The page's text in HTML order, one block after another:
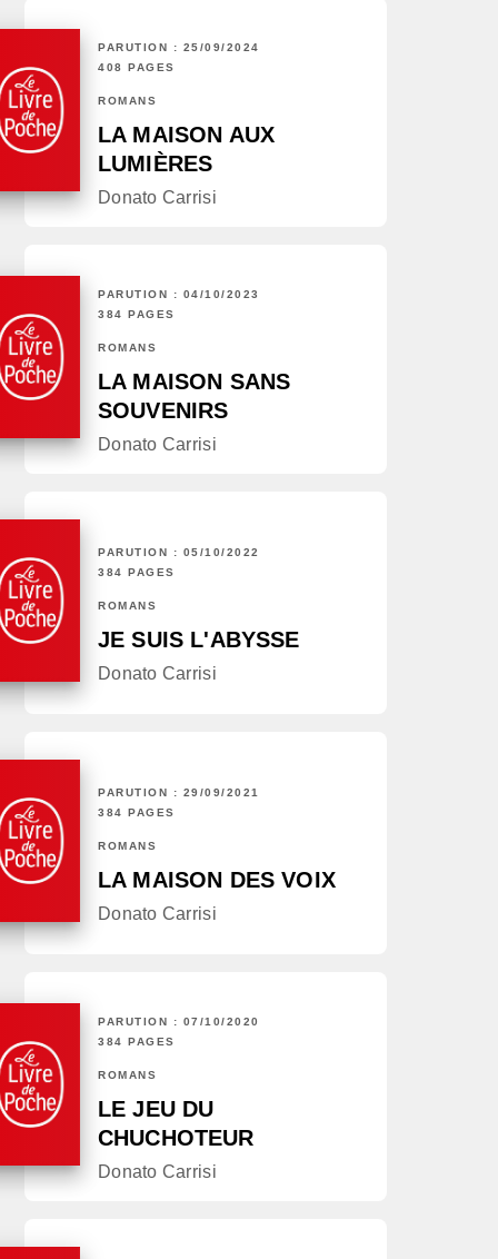
PARUTION : 25/09/2024
408 PAGES
ROMANS
LA MAISON AUX
LUMIÈRES
Donato Carrisi
PARUTION : 04/10/2023
384 PAGES
ROMANS
LA MAISON SANS
SOUVENIRS
Donato Carrisi
PARUTION : 05/10/2022
384 PAGES
ROMANS
JE SUIS L'ABYSSE
Donato Carrisi
PARUTION : 29/09/2021
384 PAGES
ROMANS
LA MAISON DES VOIX
Donato Carrisi
PARUTION : 07/10/2020
384 PAGES
ROMANS
LE JEU DU
CHUCHOTEUR
Donato Carrisi